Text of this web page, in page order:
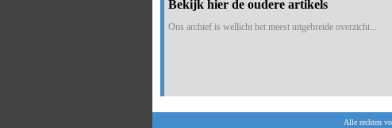
Bekijk hier de oudere artikels
Ons archief is wellicht het meest uitgebreide overzicht...
Alle rechten